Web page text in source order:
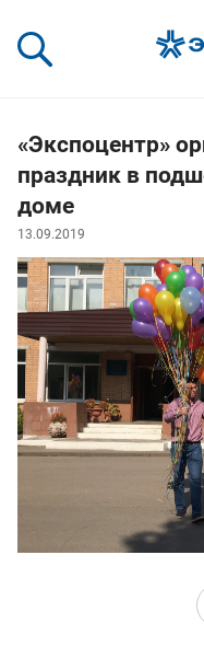
a Key
«Экспоцентр»
праздник в
доме
13.09.2019